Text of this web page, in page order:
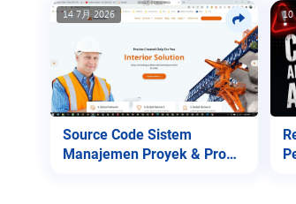
14 7月 2026
Source Code Sistem
Manajemen Proyek & Profil
10